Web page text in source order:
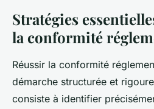
Stratégies
la conformité
Réussir la conformité
démarche structurée et
consiste à identifier